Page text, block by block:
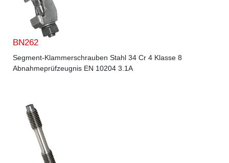
BN262
Segment-Klammerschrauben Stahl 34 Cr 4 Klasse 8
Abnahmeprüfzeugnis EN 10204 3.1A